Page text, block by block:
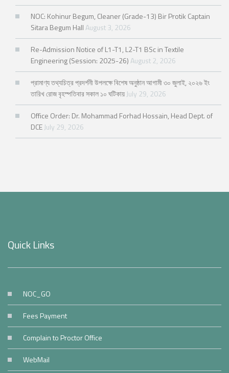
NOC: Kohinur Begum, Cleaner (Grade-13) Bir Protik Captain
Sitara Begum HallAugust 3, 2026
Re-Admission Notice of L1-T1, L2-T1 BSc in Textile
Engineering (Session: 2025-26)August 2, 2026
প্রামাণ্য তথ্যচিত্র প্রদর্শনী উপলক্ষে বিশেষ অনুষ্ঠান আগামী ৩০ জুলাই, ২০২৬ ইং
তারিখ রোজ বৃহস্পতিবার সকাল ১০ ঘটিকায় July 29, 2026
Office Order: Dr. Mohammad Forhad Hossain, Head Dept. of
DCE July 29, 2026
Quick Links
NOC_GO
Fees Payment
Complain to Proctor Office
WebMail